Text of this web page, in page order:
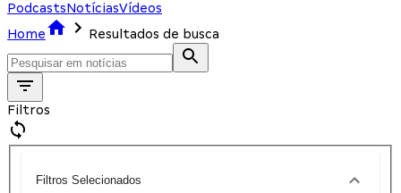
PodcastsNotíciasVídeos
Home
Resultados de busca
Filtros
Filtros Selecionados